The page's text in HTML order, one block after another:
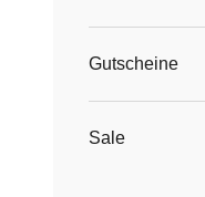
Gutscheine
Sale